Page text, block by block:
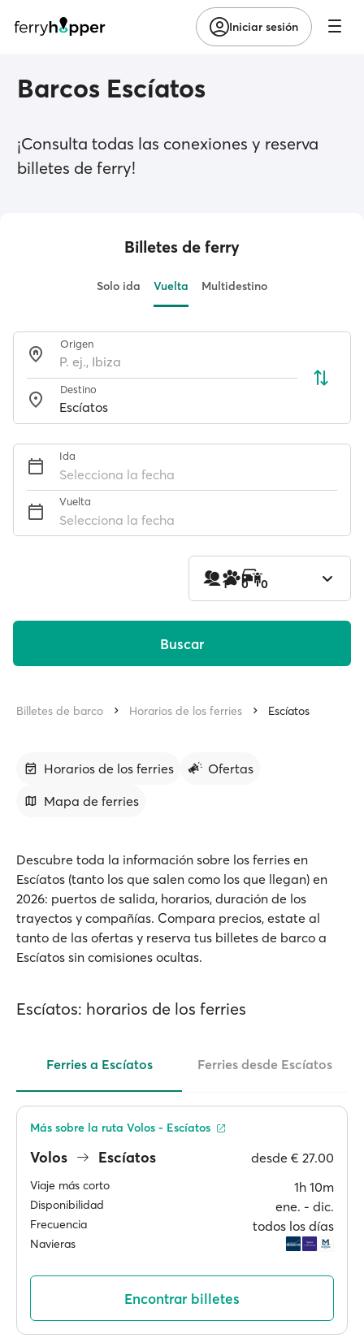
Iniciar sesión
Barcos Escíatos
¡Consulta todas las conexiones y reserva
billetes de ferry!
Billetes de ferry
Solo ida Vuelta Multidestino
Origen
Destino
Ida
Selecciona la fecha
Vuelta
Selecciona la fecha
1 0 0
Buscar
Billetes de barco Horarios de los ferries Escíatos
Horarios de los ferries
Ofertas
Mapa de ferries
Descubre toda la información sobre los ferries en
Escíatos (tanto los que salen como los que llegan) en
2026: puertos de salida, horarios, duración de los
trayectos y compañías. Compara precios, estate al
tanto de las ofertas y reserva tus billetes de barco a
Escíatos sin comisiones ocultas.
Escíatos: horarios de los ferries
Ferries a Escíatos Ferries desde Escíatos
Volos Escíatos desde € 27.00
Viaje más corto 1h 10m
Disponibilidad ene. ‐ dic.
Frecuencia todos los días
Navieras
Más sobre la ruta Volos - Escíatos
Encontrar billetes